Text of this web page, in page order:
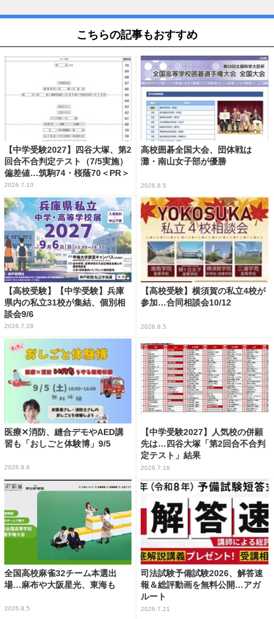
こちらの記事もおすすめ
【中学受験2027】四谷大塚、第2
回合不合判定テスト（7/5実施）
偏差値…筑駒74・桜蔭70＜PR＞
2026.7.10
高校囲碁全国大会、団体戦は
灘・南山女子部が優勝
2026.8.5
【高校受験】【中学受験】兵庫
県内の私立31校が集結、個別相
談会9/6
2026.7.28
【高校受験】横須賀の私立4校が
参加…合同相談会10/12
2026.8.5
医療✕消防、縫合デモやAED講
習も「おしごと体験博」9/5
2026.8.6
【中学受験2027】人気校の併願
先は…四谷大塚「第2回合不合判
定テスト」結果
2026.7.16
全国高校麻雀32チーム本選出
場…麻布や大阪星光、東海も
2026.8.5
司法試験予備試験2026、解答速
報＆総評動画を無料公開…アガ
ルート
2026.7.21